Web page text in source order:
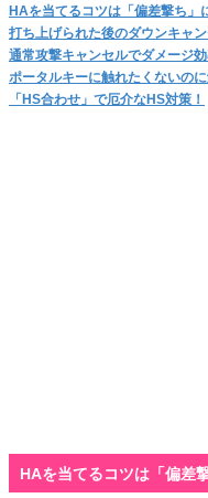
HAを当てるコツは「偏差撃ち」
打ち上げられた後のダウンキャ
通常攻撃キャンセルでダメージ効
ポータルキーに触れたくないのに
「HS合わせ」で厄介なHS対策！
HAを当てるコツは「偏差